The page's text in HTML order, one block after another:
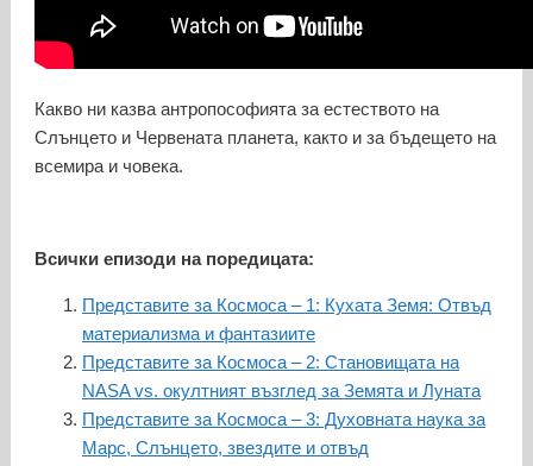
Какво ни казва антропософията за естеството на
Слънцето и Червената планета, както и за бъдещето на
всемира и човека.
Всички епизоди на поредицата:
Представите за Космоса – 1: Кухата Земя: Отвъд
материализма и фантазиите
Представите за Космоса – 2: Становищата на
NASA vs. окултният възглед за Земята и Луната
Представите за Космоса – 3: Духовната наука за
Марс, Слънцето, звездите и отвъд